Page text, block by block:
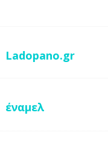
Ladopano.gr
έναμελ